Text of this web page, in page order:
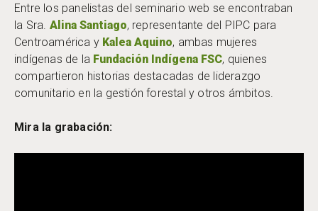
Entre los panelistas del seminario web se encontraban
la Sra. Alina Santiago, representante del PIPC para
Centroamérica y Kalea Aquino, ambas mujeres
indígenas de la Fundación Indígena FSC, quienes
compartieron historias destacadas de liderazgo
comunitario en la gestión forestal y otros ámbitos.
Mira la grabación: